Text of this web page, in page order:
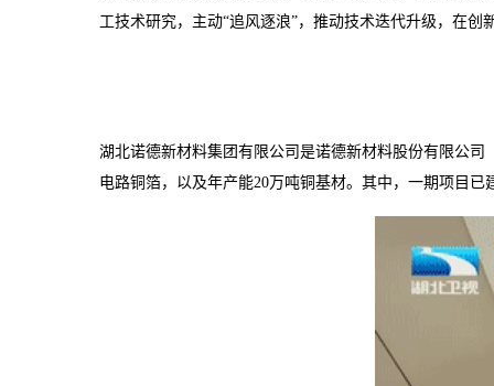
工技术研究，主动“追风逐浪”，推动技术迭代升级，在
湖北诺德新材料集团有限公司是诺德新材料股份有限公司
电路铜箔，以及年产能20万吨铜基材。其中，一期项目